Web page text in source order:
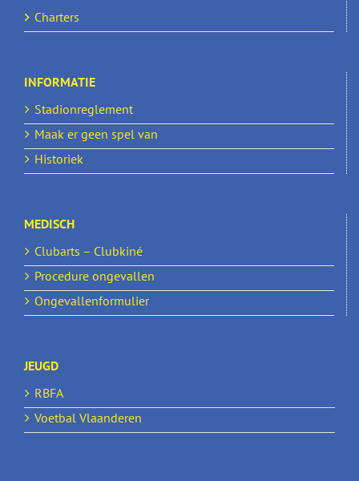
Charters
INFORMATIE
Stadionreglement
Maak er geen spel van
Historiek
MEDISCH
Clubarts – Clubkiné
Procedure ongevallen
Ongevallenformulier
JEUGD
RBFA
Voetbal Vlaanderen